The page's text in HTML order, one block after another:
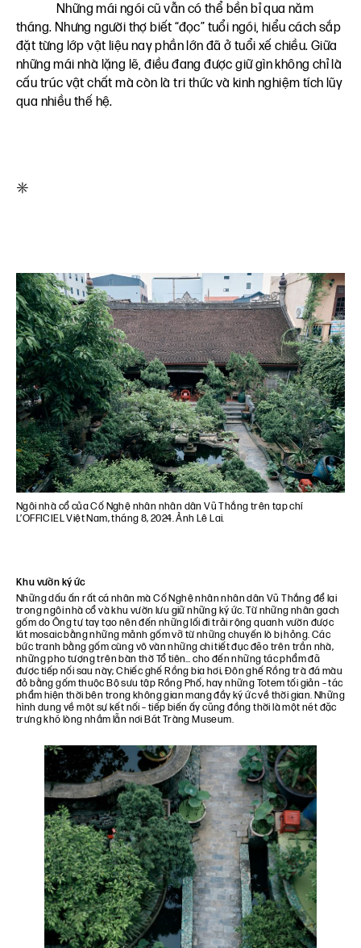
Những mái ngói cũ vẫn có thể bền bỉ qua năm
tháng. Nhưng người thợ biết “đọc” tuổi ngói, hiểu cách sắp
đặt từng lớp vật liệu nay phần lớn đã ở tuổi xế chiều. Giữa
những mái nhà lặng lẽ, điều đang được giữ gìn không chỉ là
cấu trúc vật chất mà còn là tri thức và kinh nghiệm tích lũy
qua nhiều thế hệ.
*
Ngôi nhà cổ của Cố Nghệ nhân nhân dân Vũ Thắng trên tạp chí
L’OFFICIEL Việt Nam, tháng 8, 2024. Ảnh Lê Lai.
Khu vườn ký ức
Những dấu ấn rất cá nhân mà Cố Nghệ nhân nhân dân Vũ Thắng để lại
trong ngôi nhà cổ và khu vườn lưu giữ những ký ức. Từ những nhân gạch
gốm do Ông tự tay tạo nên đến những lối đi trải rộng quanh vườn được
lát mosaic bằng những mảnh gốm vỡ từ những chuyến lò bị hỏng. Các
bức tranh bằng gốm cùng vô vàn những chi tiết đục đẽo trên trần nhà,
những pho tượng trên bàn thờ Tổ tiên… cho đến những tác phẩm đã
được tiếp nối sau này; Chiếc ghế Rồng bia hơi, Đôn ghế Rồng trà đá màu
đỏ bằng gốm thuộc Bộ sưu tập Rồng Phố, hay những Totem tối giản – tác
phẩm hiện thời bên trong không gian mang đầy ký ức về thời gian. Những
hình dung về một sự kết nối – tiếp biến ấy cũng đồng thời là một nét đặc
trưng khó lòng nhầm lẫn nơi Bát Tràng Museum.